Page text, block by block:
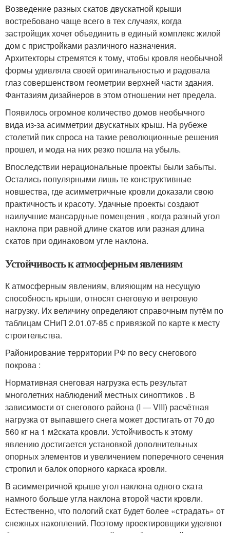
Возведение разных скатов двускатной крыши
востребовано чаще всего в тех случаях, когда
застройщик хочет объединить в единый комплекс жилой
дом с пристройками различного назначения.
Архитекторы стремятся к тому, чтобы кровля необычной
формы удивляла своей оригинальностью и радовала
глаз совершенством геометрии верхней части здания.
Фантазиям дизайнеров в этом отношении нет предела.
Появилось огромное количество домов необычного
вида из-за асимметрии двускатных крыш. На рубеже
столетий пик спроса на такие революционные решения
прошел, и мода на них резко пошла на убыль.
Впоследствии нерациональные проекты были забыты.
Остались популярными лишь те конструктивные
новшества, где асимметричные кровли доказали свою
практичность и красоту. Удачные проекты создают
наилучшие мансардные помещения , когда разный угол
наклона при равной длине скатов или разная длина
скатов при одинаковом угле наклона.
Устойчивость к атмосферным явлениям
К атмосферным явлениям, влияющим на несущую
способность крыши, относят снеговую и ветровую
нагрузку. Их величину определяют справочным путём по
таблицам СНиП 2.01.07-85 с привязкой по карте к месту
строительства.
Районирование территории РФ по весу снегового
покрова :
Нормативная снеговая нагрузка есть результат
многолетних наблюдений местных синоптиков . В
зависимости от снегового района (I — VIII) расчётная
нагрузка от выпавшего снега может достигать от 70 до
560 кг на 1 м2ската кровли. Устойчивость к этому
явлению достигается установкой дополнительных
опорных элементов и увеличением поперечного сечения
стропил и балок опорного каркаса кровли.
В асимметричной крыше угол наклона одного ската
намного больше угла наклона второй части кровли.
Естественно, что пологий скат будет более «страдать» от
снежных накоплений. Поэтому проектировщики уделяют